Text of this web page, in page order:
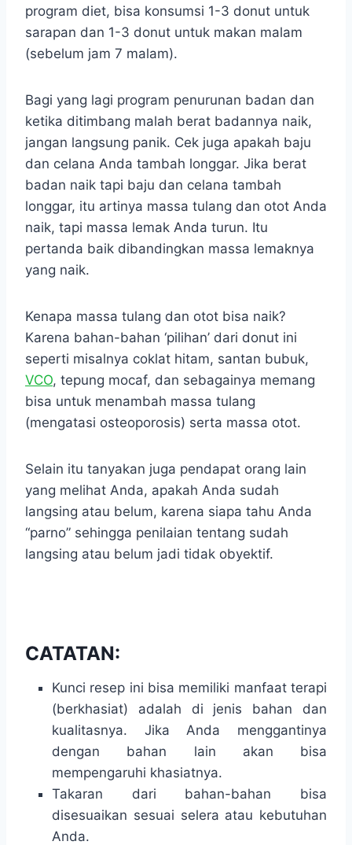
program diet, bisa konsumsi 1-3 donut untuk
sarapan dan 1-3 donut untuk makan malam
(sebelum jam 7 malam).
Bagi yang lagi program penurunan badan dan
ketika ditimbang malah berat badannya naik,
jangan langsung panik. Cek juga apakah baju
dan celana Anda tambah longgar. Jika berat
badan naik tapi baju dan celana tambah
longgar, itu artinya massa tulang dan otot Anda
naik, tapi massa lemak Anda turun. Itu
pertanda baik dibandingkan massa lemaknya
yang naik.
Kenapa massa tulang dan otot bisa naik?
Karena bahan-bahan ‘pilihan’ dari donut ini
seperti misalnya coklat hitam, santan bubuk,
VCO, tepung mocaf, dan sebagainya memang
bisa untuk menambah massa tulang
(mengatasi osteoporosis) serta massa otot.
Selain itu tanyakan juga pendapat orang lain
yang melihat Anda, apakah Anda sudah
langsing atau belum, karena siapa tahu Anda
“parno” sehingga penilaian tentang sudah
langsing atau belum jadi tidak obyektif.
CATATAN:
Kunci resep ini bisa memiliki manfaat terapi
(berkhasiat) adalah di jenis bahan dan
kualitasnya. Jika Anda menggantinya
dengan bahan lain akan bisa
mempengaruhi khasiatnya.
Takaran dari bahan-bahan bisa
disesuaikan sesuai selera atau kebutuhan
Anda.